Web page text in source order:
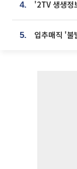
4.
5. 입추매직 '불